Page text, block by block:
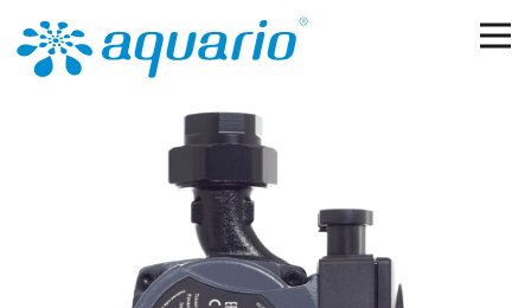
Перейти к основному содержанию